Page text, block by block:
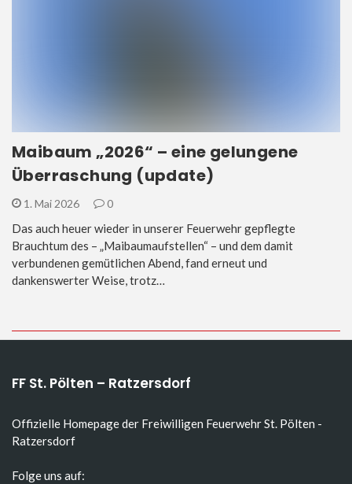
Maibaum „2026“ – eine gelungene
Überraschung (update)
1. Mai 2026 0
Das auch heuer wieder in unserer Feuerwehr gepflegte
Brauchtum des – „Maibaumaufstellen“ – und dem damit
verbundenen gemütlichen Abend, fand erneut und
dankenswerter Weise, trotz…
FF St. Pölten – Ratzersdorf
Offizielle Homepage der Freiwilligen Feuerwehr St. Pölten -
Ratzersdorf
Folge uns auf: